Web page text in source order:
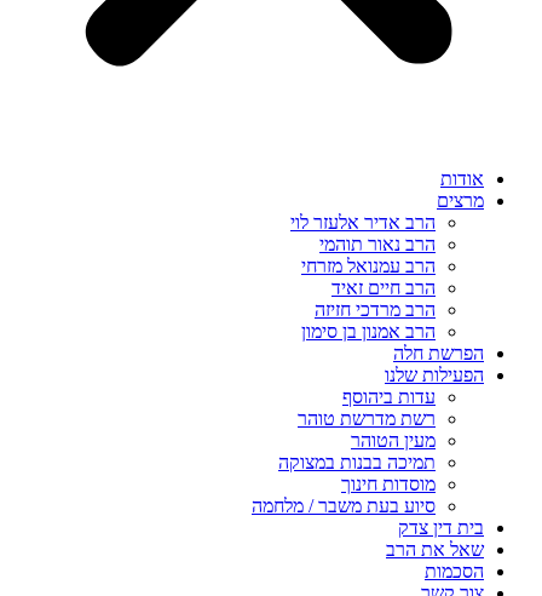
אודות
מרצים
הרב אדיר אלעזר לוי
הרב נאור תוהמי
הרב עמנואל מזרחי
הרב חיים זאיד
הרב מרדכי חזיזה
הרב אמנון בן סימון
הפרשת חלה
הפעילות שלנו
עדות ביהוסף
רשת מדרשת טוהר
מעין הטוהר
תמיכה בבנות במצוקה
מוסדות חינוך
סיוע בעת משבר / מלחמה
בית דין צדק
שאל את הרב
הסכמות